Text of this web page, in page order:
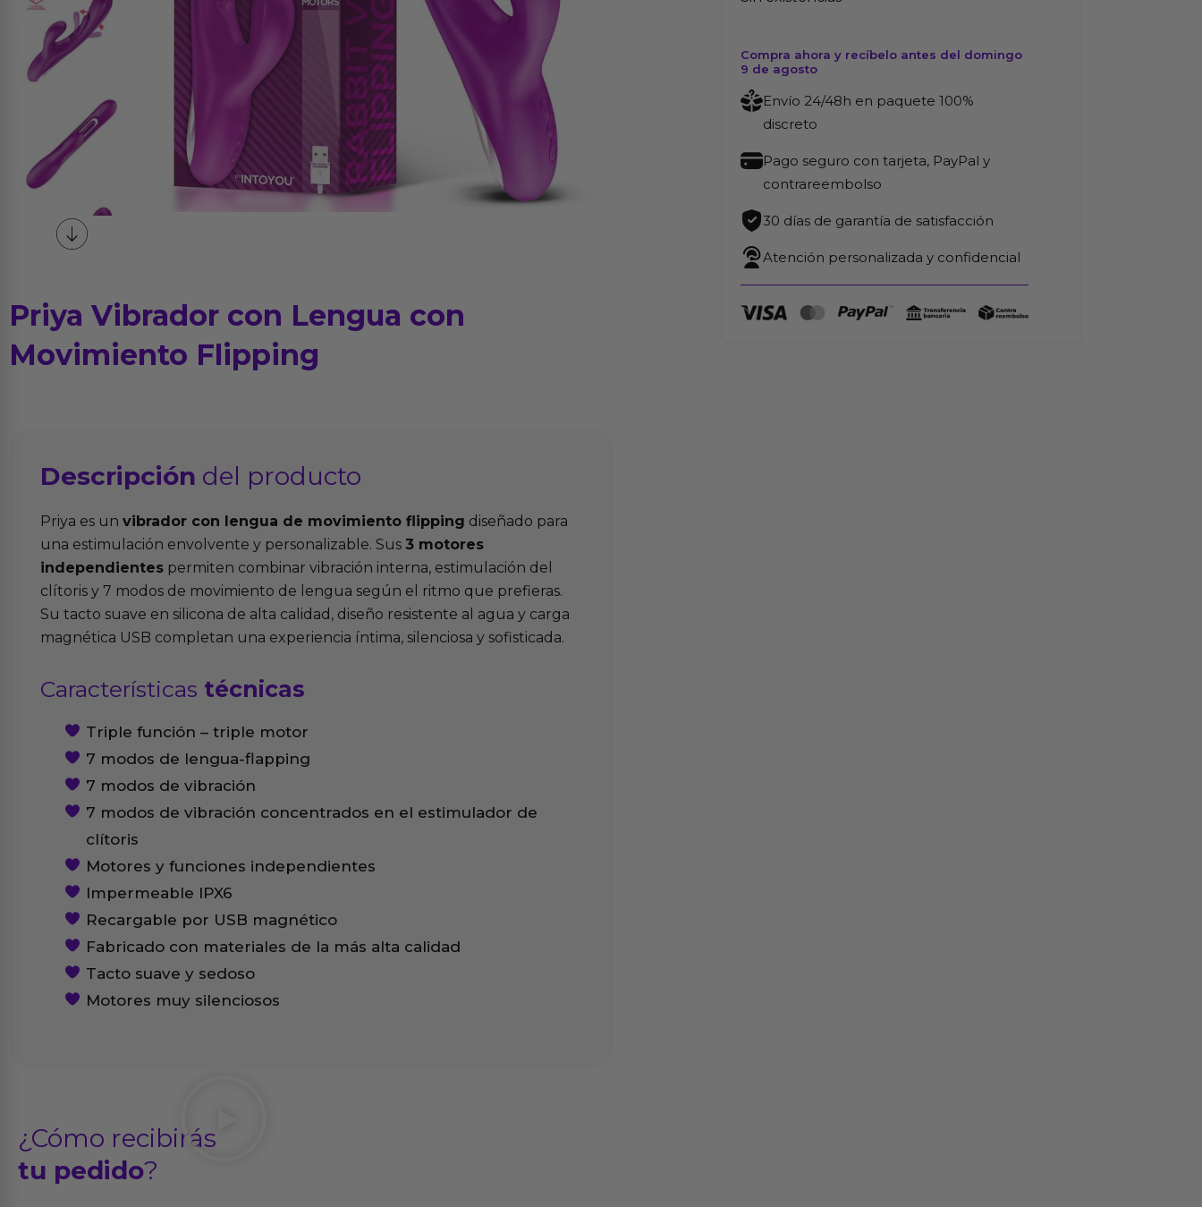
Priya Vibrador con Lengua con
Movimiento Flipping
Descripción del producto
Priya es un vibrador con lengua de movimiento flipping diseñado para
una estimulación envolvente y personalizable. Sus 3 motores
independientes permiten combinar vibración interna, estimulación del
clítoris y 7 modos de movimiento de lengua según el ritmo que prefieras.
Su tacto suave en silicona de alta calidad, diseño resistente al agua y carga
magnética USB completan una experiencia íntima, silenciosa y sofisticada.
Características técnicas
Triple función – triple motor
7 modos de lengua-flapping
7 modos de vibración
7 modos de vibración concentrados en el estimulador de
clítoris
Motores y funciones independientes
Impermeable IPX6
Recargable por USB magnético
Fabricado con materiales de la más alta calidad
Tacto suave y sedoso
Motores muy silenciosos
¿Cómo recibirás
tu pedido?
Compra ahora y recíbelo antes del domingo
9 de agosto
Envío 24/48h en paquete 100%
discreto
Pago seguro con tarjeta, PayPal y
contrareembolso
30 días de garantía de satisfacción
Atención personalizada y confidencial